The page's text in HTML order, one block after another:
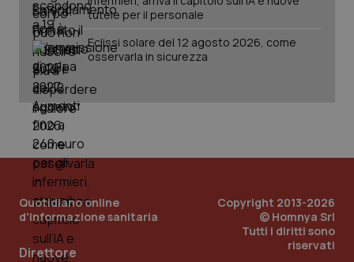
tutele per il personale
Eclissi solare del 12 agosto 2026, come
osservarla in sicurezza
Quotidiano online
d'informazione sanitaria
Direttore
Copyright 2013-2026
© Homnya Srl
Tutti i diritti sono
riservati
tracking-sites-ironfish-
session-id
_ga